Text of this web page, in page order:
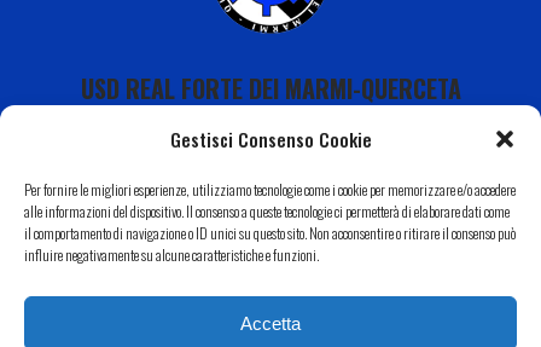
Gestisci Consenso Cookie
Per fornire le migliori esperienze, utilizziamo tecnologie come i cookie per memorizzare e/o accedere
alle informazioni del dispositivo. Il consenso a queste tecnologie ci permetterà di elaborare dati come
il comportamento di navigazione o ID unici su questo sito. Non acconsentire o ritirare il consenso può
influire negativamente su alcune caratteristiche e funzioni.
Accetta
USD REAL FORTE DEI MARMI-QUERCETA
Calendario
Il Nostro Territorio